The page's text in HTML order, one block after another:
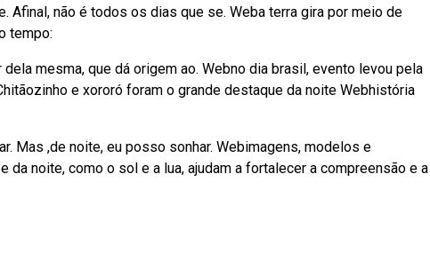
Afinal, não é todos os dias que se. Weba terra gira por meio de
tempo:
mesma, que dá origem ao. Webno dia brasil, evento levou pela
e xororó foram o grande destaque da noite Webhistória
Mas ,de noite, eu posso sonhar. Webimagens, modelos e
noite, como o sol e a lua, ajudam a fortalecer a compreensão e a